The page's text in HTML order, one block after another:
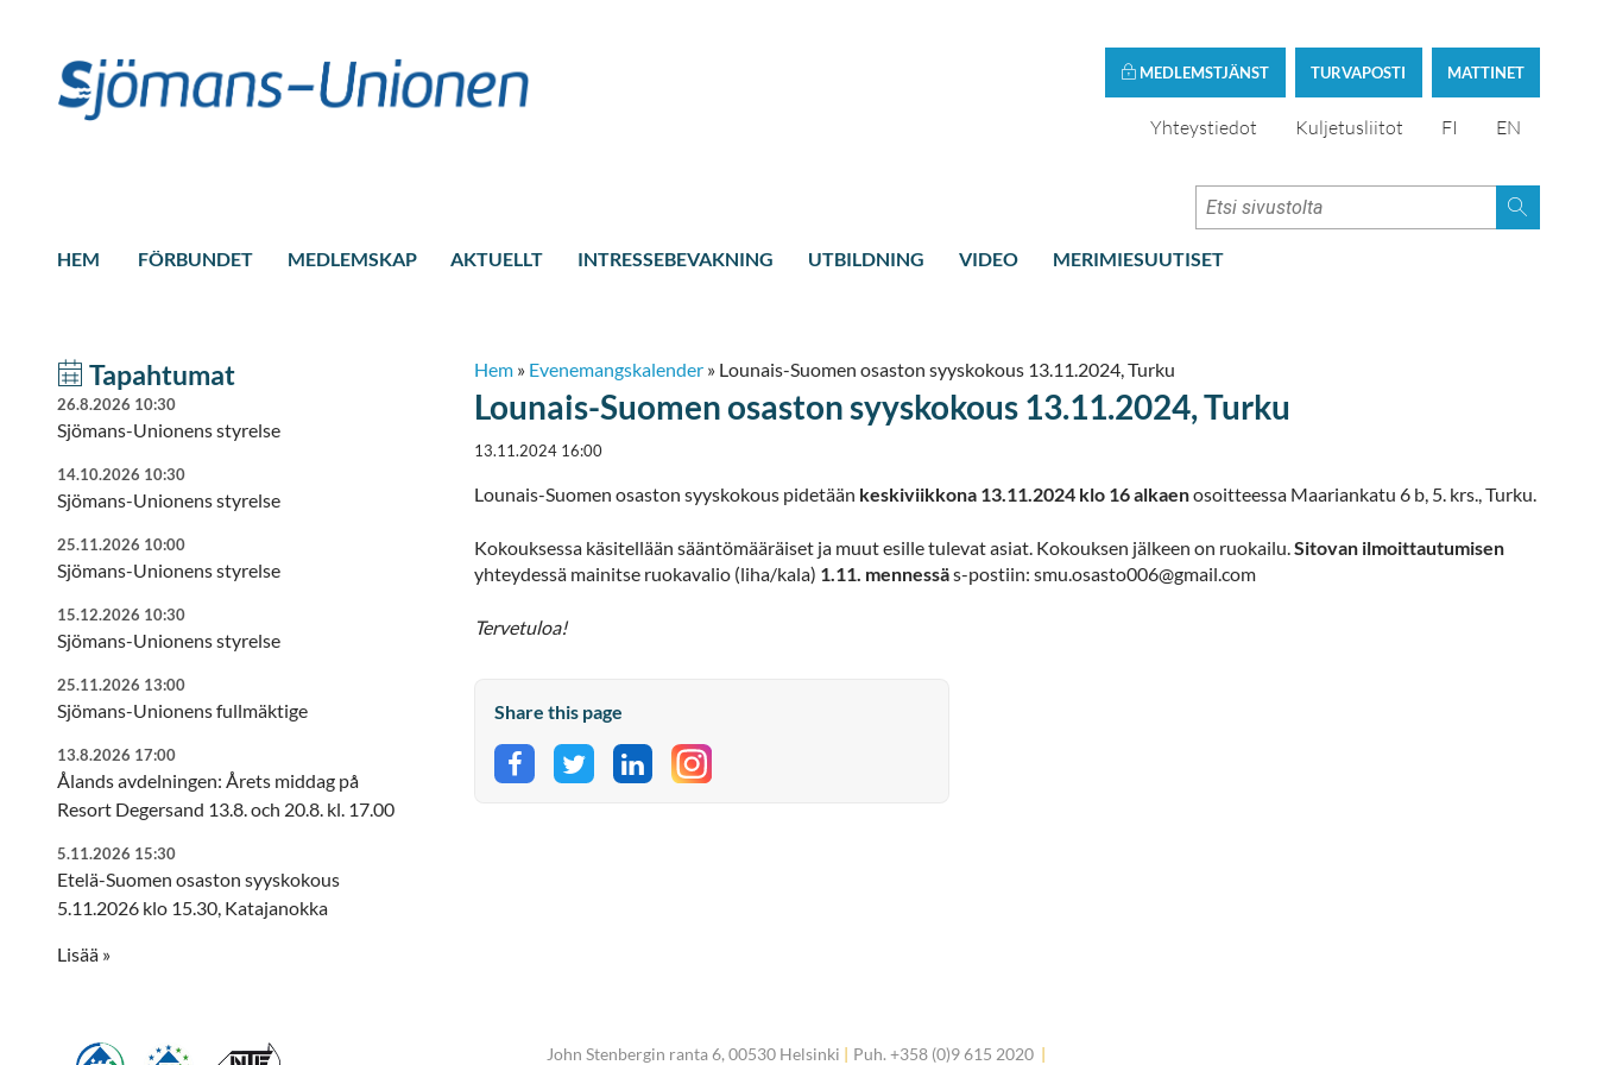
MATTINET
TURVAPOSTI
MEDLEMSTJÄNST
Yhteystiedot Kuljetusliitot FI EN
HEM FÖRBUNDET MEDLEMSKAP AKTUELLT INTRESSEBEVAKNING UTBILDNING VIDEO MERIMIESUUTISET
Hem » Evenemangskalender » Lounais-Suomen osaston syyskokous 13.11.2024, Turku
Lounais-Suomen osaston syyskokous 13.11.2024, Turku
13.11.2024 16:00
Lounais-Suomen osaston syyskokous pidetään keskiviikkona 13.11.2024 klo 16 alkaenosoitteessa Maariankatu 6 b, 5. krs., Turku.
Kokouksessa käsitellään sääntömääräiset ja muut esille tulevat asiat. Kokouksen jälkeen on ruokailu.Sitovan ilmoittautumisen
yhteydessä mainitse ruokavalio (liha/kala) 1.11. mennessäs-postiin: smu.osasto006@gmail.com
Tervetuloa!
Share this page
Share on Facebook
Share on Twitter
Share on LinkedIn
Tapahtumat
26.8.2026 10:30
Sjömans-Unionens styrelse
14.10.2026 10:30
Sjömans-Unionens styrelse
25.11.2026 10:00
Sjömans-Unionens styrelse
15.12.2026 10:30
Sjömans-Unionens styrelse
25.11.2026 13:00
Sjömans-Unionens fullmäktige
13.8.2026 17:00
Ålands avdelningen: Årets middag på
Resort Degersand 13.8. och 20.8. kl. 17.00
5.11.2026 15:30
Etelä-Suomen osaston syyskokous
5.11.2026 klo 15.30, Katajanokka
Lisää »
John Stenbergin ranta 6, 00530 Helsinki | Puh. +358 (0)9 615 2020 |